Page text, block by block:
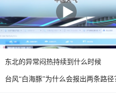
东北的异常闷热持续到什么时候
台风“白海豚”为什么会报出两条路径